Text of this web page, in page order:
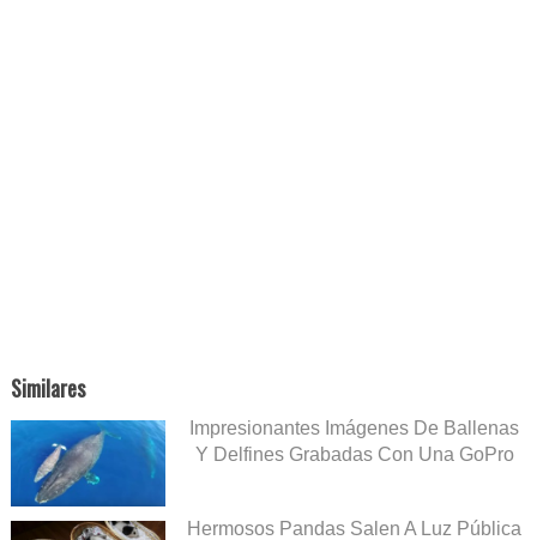
Similares
Impresionantes Imágenes De Ballenas
Y Delfines Grabadas Con Una GoPro
Hermosos Pandas Salen A Luz Pública